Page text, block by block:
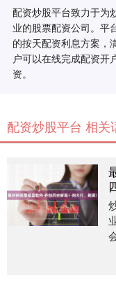
配资炒股平台致力于为
业的股票配资公司。平
的按天配资利息方案，
户可以在线完成配资开
资。
配资炒股平台 相关